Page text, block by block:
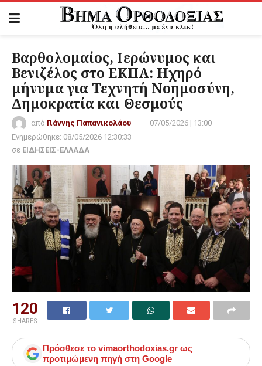
Βαρθολομαίος, Ιερώνυμος και
Βενιζέλος στο ΕΚΠΑ: Ηχηρό
μήνυμα για Τεχνητή Νοημοσύνη,
Δημοκρατία και Θεσμούς
από Γιάννης Παπανικολάου
07/05/2026 | 13:00
Ενημερώθηκε: 08/05/2026 12:30:33
σε ΕΙΔΗΣΕΙΣ-ΕΛΛΑΔΑ
120
SHARES
Πρόσθεσε το vimaorthodoxias.gr ως
προτιμώμενη πηγή στη Google